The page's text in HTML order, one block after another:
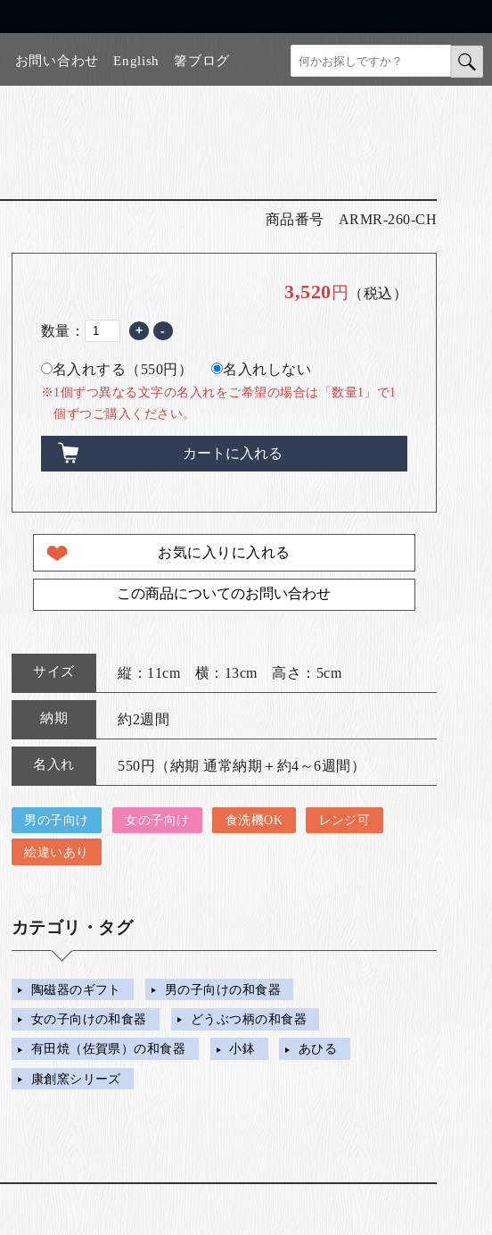
お問い合わせ English 箸ブログ
商品番号 ARMR-260-CH
3,520円 （税込）
数量： + -
名入れする（550円） 名入れしない
※1個ずつ異なる文字の名入れをご希望の場合は「数量1」で1
個ずつご購入ください。
カートに入れる
お気に入りに入れる
この商品についてのお問い合わせ
サイズ 縦：11cm 横：13cm 高さ：5cm
納期 約2週間
名入れ 550円（納期 通常納期＋約4～6週間）
男の子向け 女の子向け 食洗機OK レンジ可
絵違いあり
カテゴリ・タグ
陶磁器のギフト 男の子向けの和食器
女の子向けの和食器 どうぶつ柄の和食器
有田焼（佐賀県）の和食器 小鉢 あひる
康創窯シリーズ